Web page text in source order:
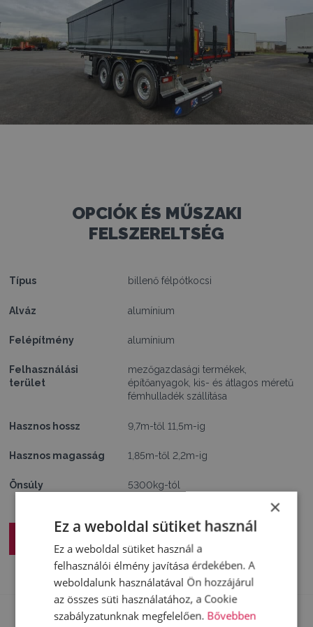
OPCIÓK ÉS MŰSZAKI
FELSZERELTSÉG
Típus billenő félpótkocsi
Alváz alumínium
Felépítmény alumínium
Felhasználási
terület
mezőgazdasági termékek,
építőanyagok, kis- és átlagos méretű
fémhulladék szállítása
Hasznos hossz 9,7m-től 11,5m-ig
Hasznos magasság 1,85m-től 2,2m-ig
Önsúly 5300kg-tól
×
Ez a weboldal sütiket használ
Ez a weboldal sütiket használ a
felhasználói élmény javítása érdekében. A
weboldalunk használatával Ön hozzájárul
az összes süti használatához, a Cookie
szabályzatunknak megfelelően. Bővebben